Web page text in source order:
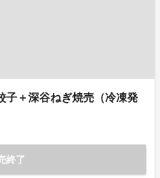
子＋深谷ねぎ焼売（冷凍発
終了